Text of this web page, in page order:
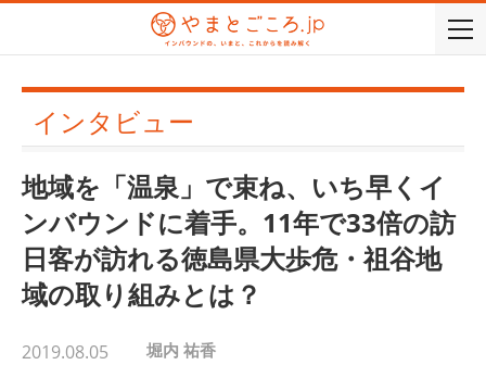
インタビュー
地域を「温泉」で束ね、いち早くイ
ンバウンドに着手。11年で33倍の訪
日客が訪れる徳島県大歩危・祖谷地
域の取り組みとは？
2019.08.05 堀内 祐香